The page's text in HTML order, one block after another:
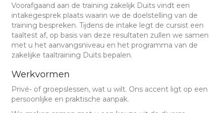
Voorafgaand aan de training zakelijk Duits vindt een
intakegesprek plaats waarin we de doelstelling van de
training bespreken. Tijdens de intake legt de cursist een
taaltest af, op basis van deze resultaten zullen we samen
met u het aanvangsniveau en het programma van de
zakelijke taaltraining Duits bepalen.
Werkvormen
Privé- of groepslessen, wat u wilt. Ons accent ligt op een
persoonlijke en praktische aanpak.